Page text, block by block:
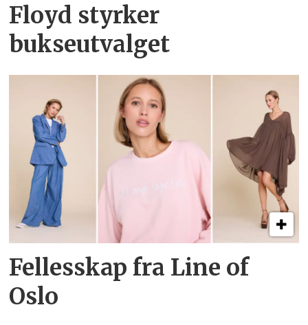
Floyd styrker
bukseutvalget
Fellesskap fra Line of
Oslo